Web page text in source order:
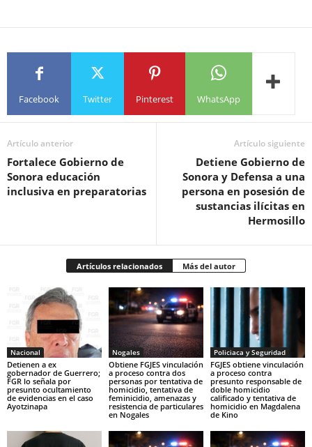
Facebook Twitter Pinterest WhatsApp
Artículo anterior
Fortalece Gobierno de
Sonora educación
inclusiva en preparatorias
Artículo siguiente
Detiene Gobierno de
Sonora y Defensa a una
persona en posesión de
sustancias ilícitas en
Hermosillo
Artículos relacionados Más del autor
Nacional
Detienen a ex
gobernador de Guerrero;
FGR lo señala por
presunto ocultamiento
de evidencias en el caso
Ayotzinapa
Nogales
Obtiene FGJES vinculación
a proceso contra dos
personas por tentativa de
homicidio, tentativa de
feminicidio, amenazas y
resistencia de particulares
en Nogales
Policiaca y Seguridad
FGJES obtiene vinculación
a proceso contra
presunto responsable de
doble homicidio
calificado y tentativa de
homicidio en Magdalena
de Kino